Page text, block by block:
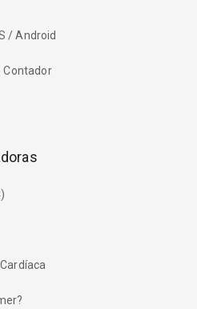
/ Android
Contador